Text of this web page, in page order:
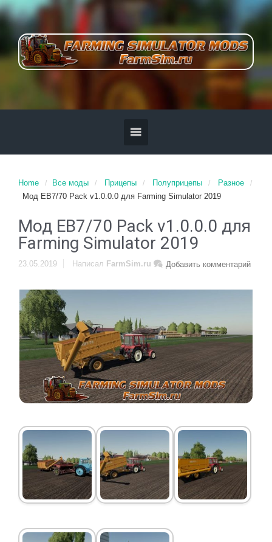
Home Все моды Прицепы Полуприцепы
Разное
Мод EB7/70 Pack v1.0.0.0 для Farming Simulator 2019
Мод EB7/70 Pack v1.0.0.0 для
Farming Simulator 2019
23.05.2019 Добавить комментарий
Написал FarmSim.ru